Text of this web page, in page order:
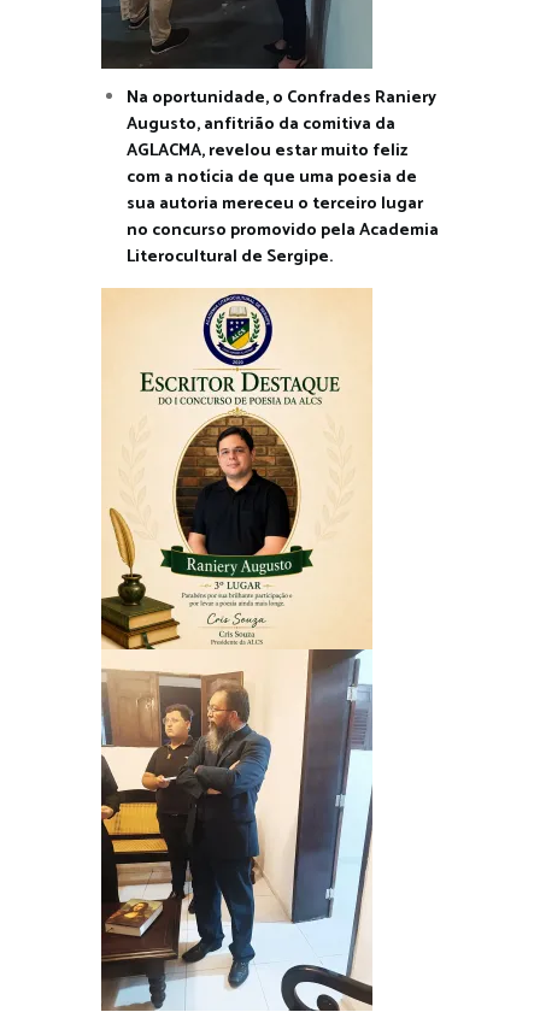
Na oportunidade, o Confrades Raniery
Augusto, anfitrião da comitiva da
AGLACMA, revelou estar muito feliz
com a notícia de que uma poesia de
sua autoria mereceu o terceiro lugar
no concurso promovido pela Academia
Literocultural de Sergipe.